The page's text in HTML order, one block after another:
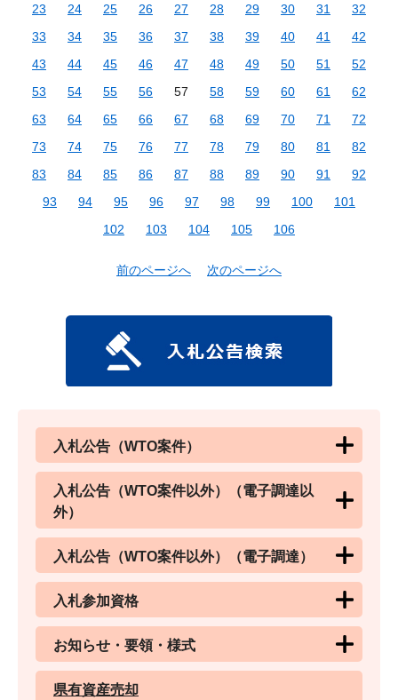
23
24 25 26 27 28 29 30 31
32
33
34 35 36 37 38 39 40 41
42
43
44 45 46 47 48 49 50 51
52
53
54 55 56 57 58 59 60 61
62
63
64 65 66 67 68 69 70 71
72
73
74 75 76 77 78 79 80 81
82
83
84 85 86 87 88 89 90 91
92
93
94 95 96 97 98 99 100
101
102
103 104 105 106
前のページへ 次のページへ
入札公告（WTO案件）
入札公告（WTO案件以外）（電子調達以
外）
入札公告（WTO案件以外）（電子調達）
入札参加資格
お知らせ・要領・様式
県有資産売却